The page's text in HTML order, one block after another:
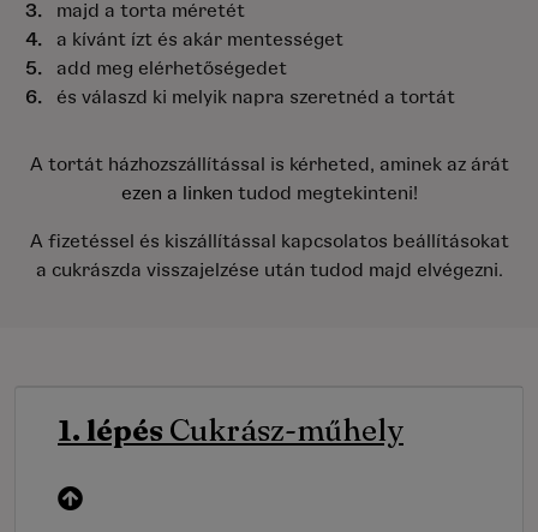
majd a torta méretét
a kívánt ízt és akár mentességet
add meg elérhetőségedet
és válaszd ki melyik napra szeretnéd a tortát
A tortát házhozszállítással is kérheted, aminek az árát
ezen a linken tudod megtekinteni!
A fizetéssel és kiszállítással kapcsolatos beállításokat
a cukrászda visszajelzése után tudod majd elvégezni.
1. lépés Cukrász-műhely